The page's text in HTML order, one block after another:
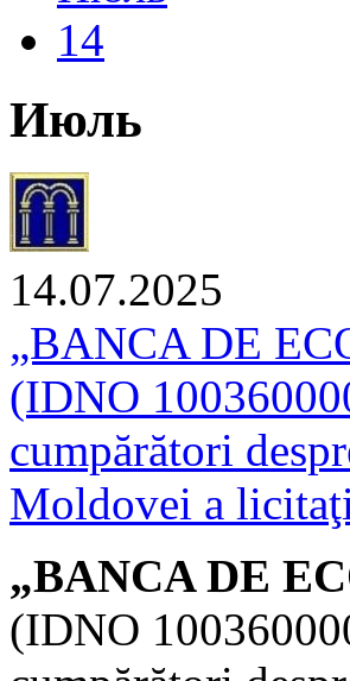
14
Июль
14.07.2025
„BANCA DE
(IDNO
cumpărători
Moldovei a
„BANCA DE
(IDNO